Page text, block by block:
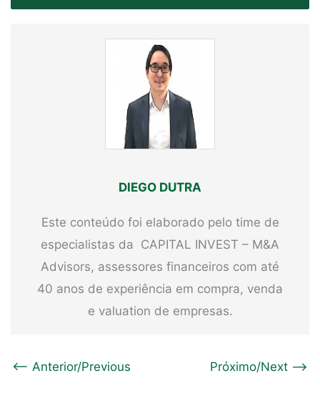
DIEGO DUTRA
Este conteúdo foi elaborado pelo time de
especialistas da CAPITAL INVEST – M&A
Advisors, assessores financeiros com até
40 anos de experiência em compra, venda
e valuation de empresas.
<-- Anterior/Previous Próximo/Next -->